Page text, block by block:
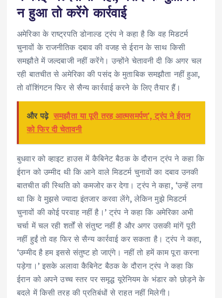
न हुआ तो करेंगे कार्रवाई
अमेरिका के राष्ट्रपति डोनाल्ड ट्रंप ने कहा है कि वह मिडटर्म
चुनावों के राजनीतिक दबाव की वजह से ईरान के साथ किसी
समझौते में जल्दबाजी नहीं करेंगे। उन्होंने चेतावनी दी कि अगर चल
रही बातचीत से अमेरिका की पसंद के मुताबिक समझौता नहीं हुआ,
तो वॉशिंगटन फिर से सैन्य कार्रवाई करने के लिए तैयार हैं।
और पढ़े समझौता या पूरी तरह आत्मसमर्पण', ट्रंप ने ईरान
को फिर दी चेतावनी
बुधवार को व्हाइट हाउस में कैबिनेट बैठक के दौरान ट्रंप ने कहा कि
ईरान को उम्मीद थी कि आने वाले मिडटर्म चुनावों का दबाव उनकी
बातचीत की स्थिति को कमजोर कर देगा। ट्रंप ने कहा, ‘उन्हें लगा
था कि वे मुझसे ज्यादा इंतजार करवा लेंगे, लेकिन मुझे मिडटर्म
चुनावों की कोई परवाह नहीं है।’ ट्रंप ने कहा कि अमेरिका अभी
चर्चा में चल रही शर्तों से संतुष्ट नहीं है और अगर उसकी मांगें पूरी
नहीं हुईं तो वह फिर से सैन्य कार्रवाई कर सकता है। ट्रंप ने कहा,
‘उम्मीद है हम इससे संतुष्ट हो जाएंगे। नहीं तो हमें काम पूरा करना
पड़ेगा।’ इसके अलावा कैबिनेट बैठक के दौरान ट्रंप ने कहा कि
ईरान को अपने उच्च स्तर पर समृद्ध यूरेनियम के भंडार को छोड़ने के
बदले में किसी तरह की प्रतिबंधों से राहत नहीं मिलेगी।